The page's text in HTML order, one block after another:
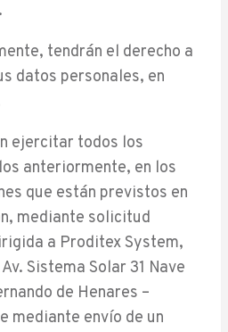
tendrán el derecho a
datos personales, en
ejercitar todos los
anteriormente, en los
que están previstos en
mediante solicitud
a Proditex System,
Sistema Solar 31 Nave
de Henares –
mediante envío de un